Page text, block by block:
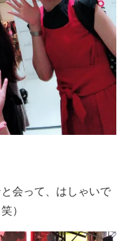
会って、はしゃいで
）